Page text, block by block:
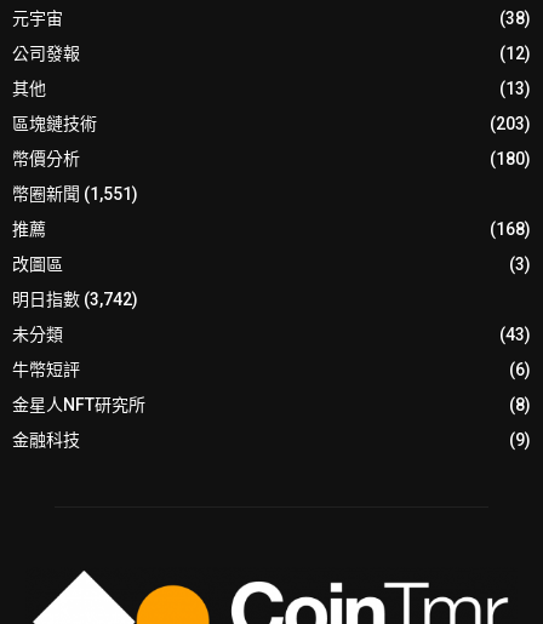
元宇宙
(38)
公司發報
(12)
其他
(13)
區塊鏈技術
(203)
幣價分析
(180)
幣圈新聞 (1,551)
推薦
(168)
改圖區
(3)
明日指數 (3,742)
未分類
(43)
牛幣短評
(6)
金星人NFT研究所
(8)
金融科技
(9)